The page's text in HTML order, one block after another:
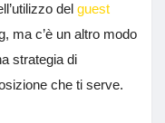
del guest
ma c’è un altro modo
strategia di
che ti serve.